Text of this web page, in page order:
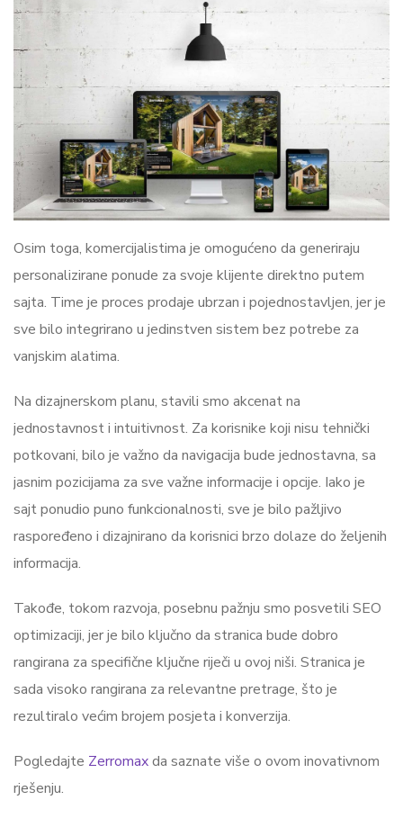
Osim toga, komercijalistima je omogućeno da generiraju
personalizirane ponude za svoje klijente direktno putem
sajta. Time je proces prodaje ubrzan i pojednostavljen, jer je
sve bilo integrirano u jedinstven sistem bez potrebe za
vanjskim alatima.
Na dizajnerskom planu, stavili smo akcenat na
jednostavnost i intuitivnost. Za korisnike koji nisu tehnički
potkovani, bilo je važno da navigacija bude jednostavna, sa
jasnim pozicijama za sve važne informacije i opcije. Iako je
sajt ponudio puno funkcionalnosti, sve je bilo pažljivo
raspoređeno i dizajnirano da korisnici brzo dolaze do željenih
informacija.
Takođe, tokom razvoja, posebnu pažnju smo posvetili SEO
optimizaciji, jer je bilo ključno da stranica bude dobro
rangirana za specifične ključne riječi u ovoj niši. Stranica je
sada visoko rangirana za relevantne pretrage, što je
rezultiralo većim brojem posjeta i konverzija.
Pogledajte Zerromaxda saznate više o ovom inovativnom
rješenju.